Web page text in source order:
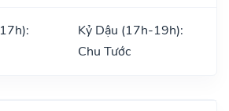
Kỷ Dậu (17h-19h):
Chu Tước